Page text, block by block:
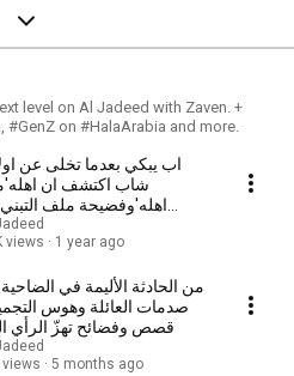
level on Al Jadeed with Zaven. +
on #HalaArabia and more.
اب يبكي بعدما تخلى عن
شاب اكتشف ان
اهله'وفضيحة ملف التبني
الشرعي في اوروبا
views
1 year ago
من الحادثة الأليمة في
صدمات العائلة وهوس
قصص وفضائح تهزّ الرأي
views
5 months ago